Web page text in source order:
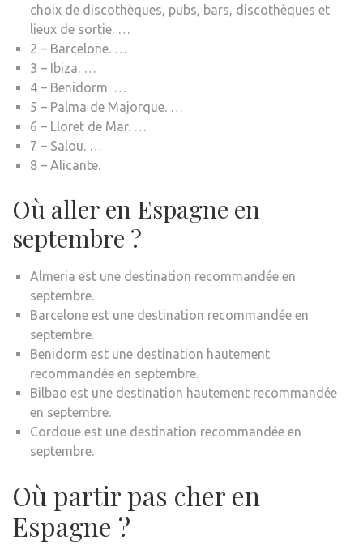
choix de discothèques, pubs, bars, discothèques et
lieux de sortie. …
2 – Barcelone. …
3 – Ibiza. …
4 – Benidorm. …
5 – Palma de Majorque. …
6 – Lloret de Mar. …
7 – Salou. …
8 – Alicante.
Où aller en Espagne en
septembre ?
Almeria est une destination recommandée en
septembre.
Barcelone est une destination recommandée en
septembre.
Benidorm est une destination hautement
recommandée en septembre.
Bilbao est une destination hautement recommandée
en septembre.
Cordoue est une destination recommandée en
septembre.
Où partir pas cher en
Espagne ?